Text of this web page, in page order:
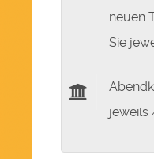
neuen
Sie
jeweils